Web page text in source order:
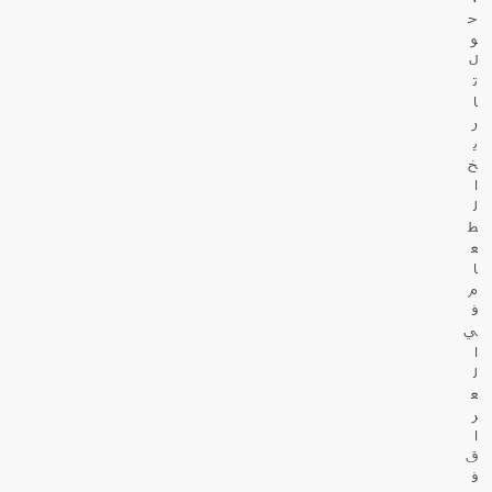
ح
و
ل
ت
ا
ر
ي
خ
ا
ل
ط
ع
ا
م
ف
ي
ا
ل
ع
ر
ا
ق
ف